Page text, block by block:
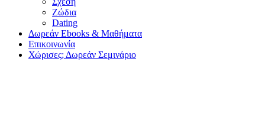
Ζώδια
Dating
Δωρεάν Ebooks & Μαθήματα
Επικοινωνία
Χώρισες; Δωρεάν Σεμινάριο